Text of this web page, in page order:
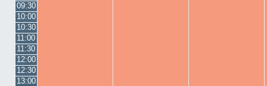
09:30
10:00
10:30
11:00
11:30
12:00
12:30
13:00